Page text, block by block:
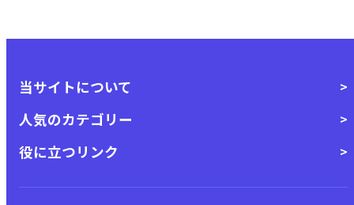
当サイトについて
人気のカテゴリー
役に立つリンク